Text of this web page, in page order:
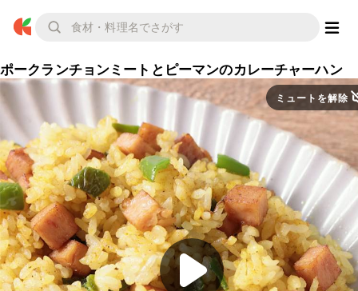
ポークランチョンミートとピーマンのカレーチャーハン
ミュートを解除